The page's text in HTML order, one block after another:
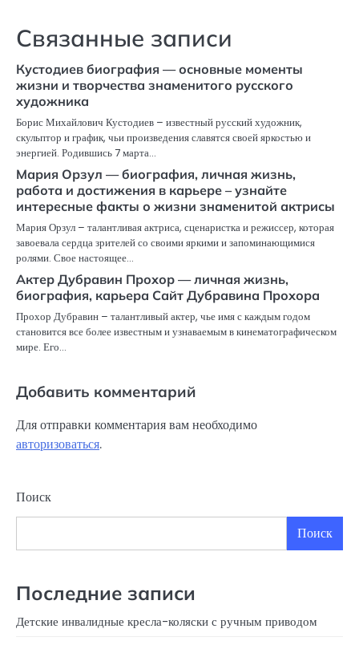
Связанные записи
Кустодиев биография — основные моменты
жизни и творчества знаменитого русского
художника
Борис Михайлович Кустодиев – известный русский художник,
скульптор и график, чьи произведения славятся своей яркостью и
энергией. Родившись 7 марта…
Мария Орзул — биография, личная жизнь,
работа и достижения в карьере – узнайте
интересные факты о жизни знаменитой актрисы
Мария Орзул – талантливая актриса, сценаристка и режиссер, которая
завоевала сердца зрителей со своими яркими и запоминающимися
ролями. Свое настоящее…
Актер Дубравин Прохор — личная жизнь,
биография, карьера Сайт Дубравина Прохора
Прохор Дубравин – талантливый актер, чье имя с каждым годом
становится все более известным и узнаваемым в кинематографическом
мире. Его…
Добавить комментарий
Для отправки комментария вам необходимо
авторизоваться.
Поиск
Поиск
Последние записи
Детские инвалидные кресла-коляски с ручным приводом